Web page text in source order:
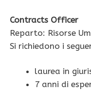
Contracts Officer
Reparto: Risorse
Si richiedono i
laurea in
7 anni di